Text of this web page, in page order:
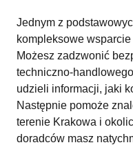
Jednym z
kompleksowe
Możesz zadzwonić
techniczno-
udzieli informacji, jaki
Następnie pomoże
terenie Krakowa i
doradców masz